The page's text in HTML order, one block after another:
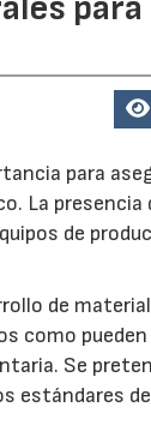
para
presencia
de
de
como
Se
estándares